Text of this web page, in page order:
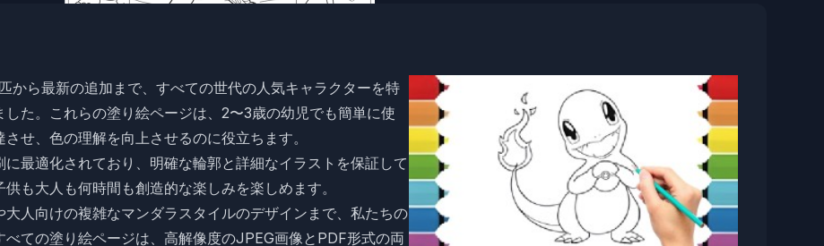
から最新の追加まで、すべての世代の人気キャラクターを特
た。これらの塗り絵ページは、2〜3歳の幼児でも簡単に使
せ、色の理解を向上させるのに役立ちます。
最適化されており、明確な輪郭と詳細なイラストを保証して
も大人も何時間も創造的な楽しみを楽しめます。
人向けの複雑なマンダラスタイルのデザインまで、私たちの
ての塗り絵ページは、高解像度のJPEG画像とPDF形式の両